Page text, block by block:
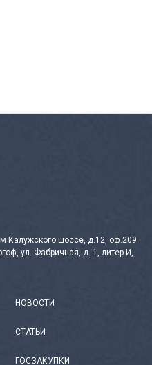
Калужского шоссе, д.12, оф.209
ул. Фабричная, д. 1, литер И,
НОВОСТИ
СТАТЬИ
ГОСЗАКУПКИ